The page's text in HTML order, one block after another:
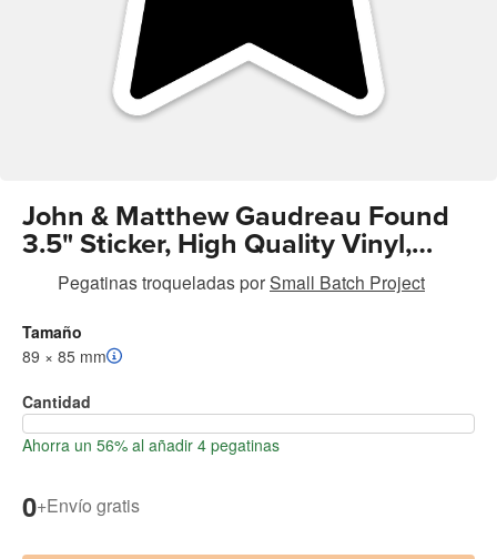
John & Matthew Gaudreau Found
3.5" Sticker, High Quality Vinyl,
Waterproof, UV Resistant
Pegatinas troqueladasporSmall Batch Project
Tamaño
89 × 85 mm
Cantidad
Ahorra un 56% al añadir 4 pegatinas
0+Envío gratis